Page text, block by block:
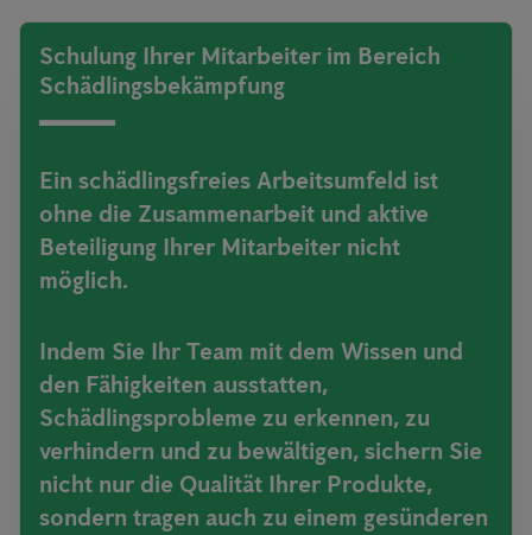
Schulung Ihrer Mitarbeiter im Bereich
Schädlingsbekämpfung
Ein schädlingsfreies Arbeitsumfeld ist
ohne die Zusammenarbeit und aktive
Beteiligung Ihrer Mitarbeiter nicht
möglich.
Indem Sie Ihr Team mit dem Wissen und
den Fähigkeiten ausstatten,
Schädlingsprobleme zu erkennen, zu
verhindern und zu bewältigen, sichern Sie
nicht nur die Qualität Ihrer Produkte,
sondern tragen auch zu einem gesünderen